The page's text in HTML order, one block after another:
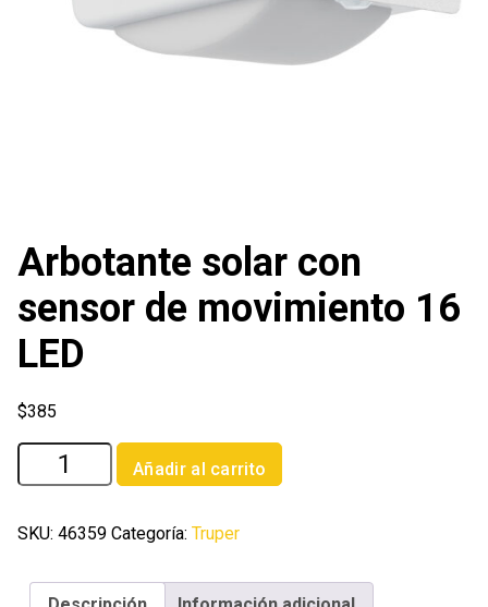
Arbotante solar con
sensor de movimiento 16
LED
$385
Arbotante
solar
sensor
movimiento
Añadir al carrito
SKU: 46359 Categoría: Truper